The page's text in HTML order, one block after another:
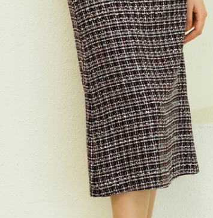
전체 다운로드
쇼핑 계속하기 장바구니 가기